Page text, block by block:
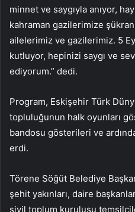
minnet ve saygıyla anıyor,
kahraman gazilerimize
ailelerimiz ve gazilerimiz. 5
kutluyor, hepinizi saygı ve
ediyorum.” dedi.
Program, Eskişehir Türk
topluluğunun halk oyunları
bandosu gösterileri ve
erdi.
Törene Söğüt Belediye
şehit yakınları, daire
sivil toplum kuruluşu